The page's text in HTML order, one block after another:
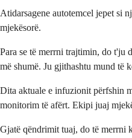
Atidarsagene autotemcel jepet si
mjekësorë.
Para se të merrni trajtimin, do t'ju
më shumë. Ju gjithashtu mund të
Dita aktuale e infuzionit përfshin
monitorim të afërt. Ekipi juaj
Gjatë qëndrimit tuaj, do të merrni